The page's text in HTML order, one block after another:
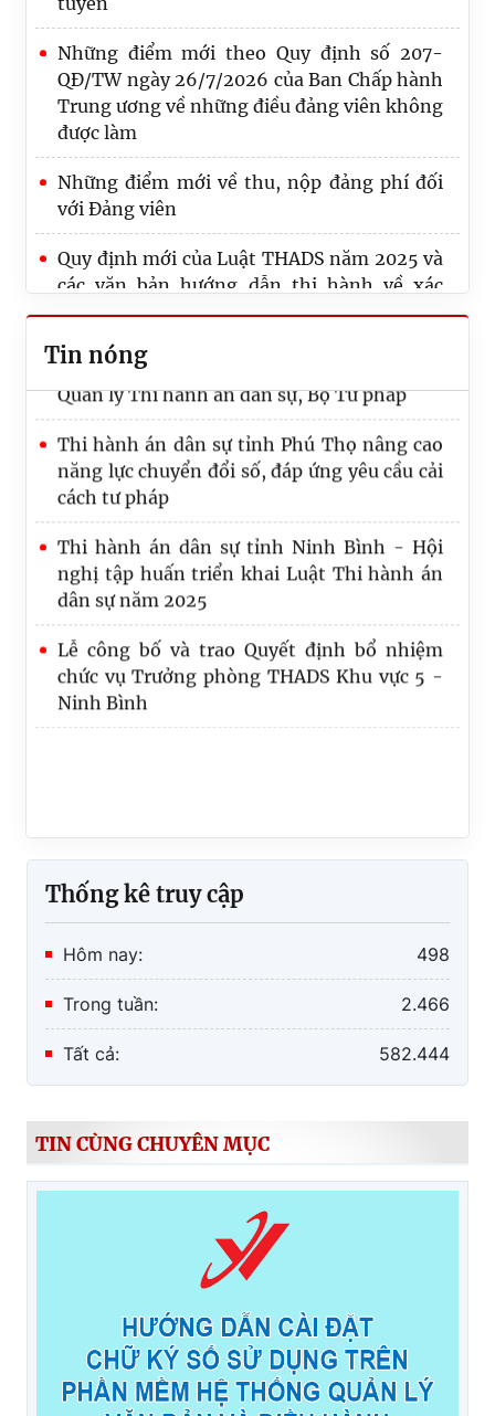
Những điểm mới theo Quy định số 207-
QĐ/TW ngày 26/7/2026 của Ban Chấp hành
Trung ương về những điều đảng viên không
được làm
Những điểm mới về thu, nộp đảng phí đối
với Đảng viên
Quy định mới của Luật THADS năm 2025 và
các văn bản hướng dẫn thi hành về xác
minh điều kiện thi hành án, thông báo thi
hành án
Quy định số 20-QĐ/TW về thi hành Điều lệ
Đảng: Một số vấn đề cần lưu ý về phân cấp
trong tổ chức thực hiện
Lãnh đạo Cục Quản lý Thi hành án dân sự và
Trưởng, Phó Ban
Tin nóng
Thi hành án dân sự Thành phố Hồ Chí Minh
thi hành xong hơn 50 nghìn tỷ đồng sau 07
Công bố Quyết định công tác cán bộ tại Cục
năng lực chuyển đổi số, đáp ứng yêu cầu cải
cách tư pháp
nghị tập huấn triển khai Luật Thi hành án
dân sự năm 2025
Lễ công bố và trao Quyết định bổ nhiệm
chức vụ Trưởng phòng THADS Khu vực 5 -
Ninh Bình
Thống kê truy cập
Hôm nay: 498
Trong tuần: 2.466
Tất cả: 582.444
TIN CÙNG CHUYÊN MỤC